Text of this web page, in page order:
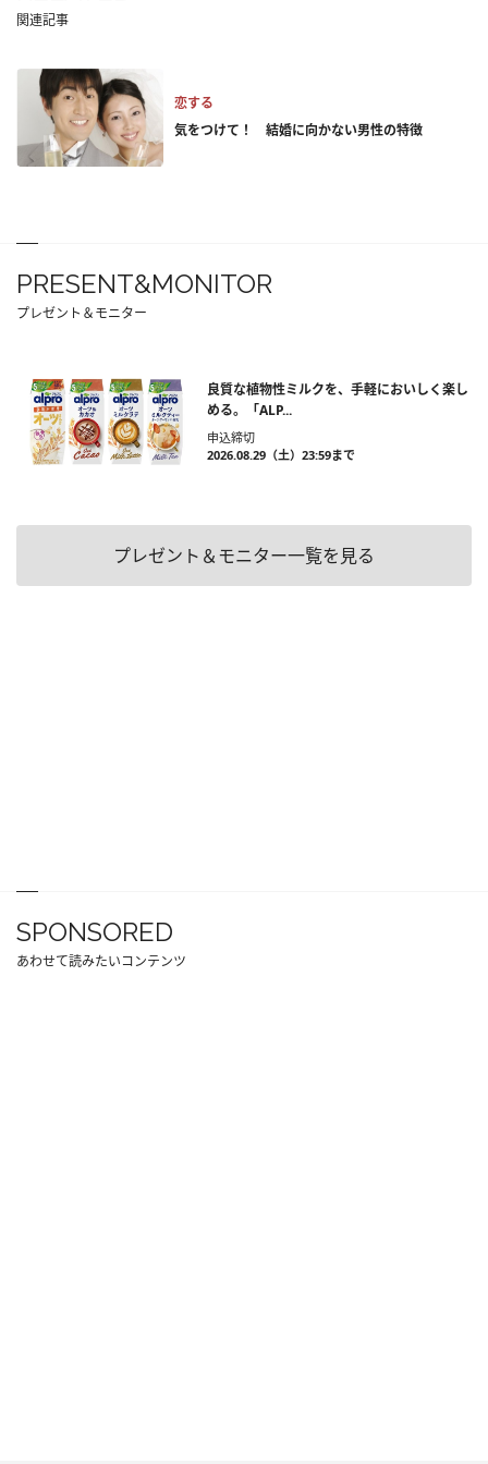
関連記事
恋する
気をつけて！ 結婚に向かない男性の特徴
PRESENT&MONITOR
プレゼント＆モニター
良質な植物性ミルクを、手軽においしく楽し
める。「ALP...
申込締切
2026.08.29（土）23:59まで
プレゼント＆モニター一覧を見る
SPONSORED
あわせて読みたいコンテンツ